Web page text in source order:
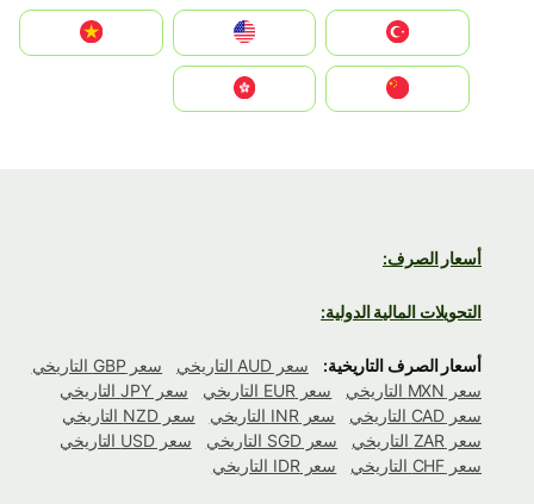
United States
Vietnam
أسعار الصرف:
التحويلات المالية الدولية:
أسعار الصرف التاريخية: سعر AUD التاريخي
سعر GBP التاريخي
سعر MXN التاريخي
سعر EUR التاريخي
سعر JPY التاريخي
سعر CAD التاريخي
سعر INR التاريخي
سعر NZD التاريخي
سعر ZAR التاريخي
سعر SGD التاريخي
سعر USD التاريخي
سعر CHF التاريخي
سعر IDR التاريخي